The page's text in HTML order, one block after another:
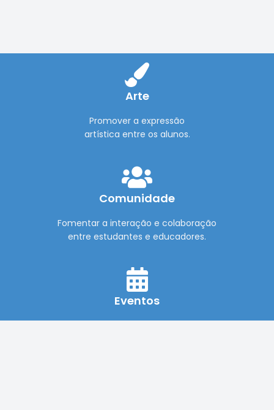
Arte
Promover a expressão
artística entre os alunos.
Comunidade
Fomentar a interação e colaboração
entre estudantes e educadores.
Eventos